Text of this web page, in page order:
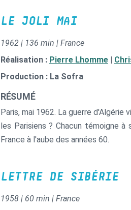
LE JOLI MAI
1962 | 136 min | France
Réalisation : Pierre Lhomme |
Production : La Sofra
RÉSUMÉ
Paris, mai 1962. La guerre
les Parisiens ? Chacun témoigne
France à l'aube des années 60.
LETTRE DE SIBÉRIE
1958 | 60 min | France